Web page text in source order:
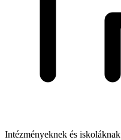
Intézményeknek és iskoláknak